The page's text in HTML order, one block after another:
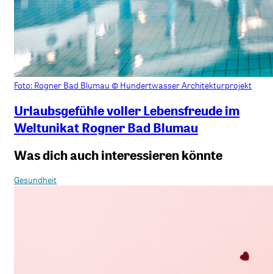
Foto: Rogner Bad Blumau © Hundertwasser Architekturprojekt
Urlaubsgefühle voller Lebensfreude im
Weltunikat Rogner Bad Blumau
Was dich auch interessieren könnte
Gesundheit